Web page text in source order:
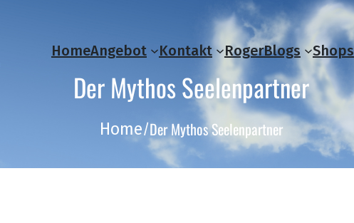
HomeAngebot Kontakt RogerBlogs Shops
Der Mythos Seelenpartner
Home/Der Mythos Seelenpartner